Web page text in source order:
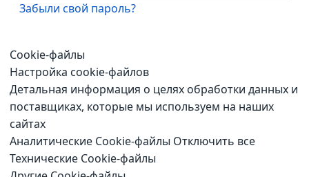
Забыли свой пароль?
Cookie-файлы
Настройка cookie-файлов
Детальная информация о целях обработки данных и
поставщиках, которые мы используем на наших
сайтах
Аналитические Cookie-файлы Отключить все
Технические Cookie-файлы